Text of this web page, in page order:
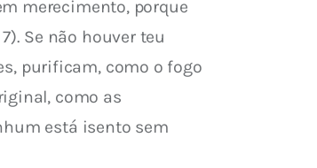
merecimento, porque
Se não houver teu
purificam, como o fogo
como as
está isento sem